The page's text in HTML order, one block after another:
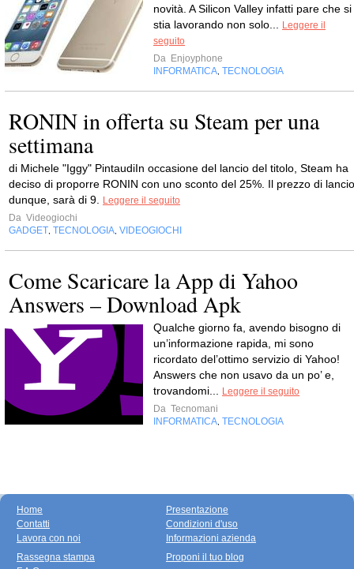
novità. A Silicon Valley infatti pare che si
stia lavorando non solo...
Leggere il
seguito
Da Enjoyphone
INFORMATICA TECNOLOGIA
RONIN in offerta su Steam per una
settimana
di Michele "Iggy" PintaudiIn occasione del lancio del titolo, Steam ha
deciso di proporre RONIN con uno sconto del 25%. Il prezzo di
dunque, sarà di 9.
Leggere il seguito
Da Videogiochi
GADGET TECNOLOGIA VIDEOGIOCHI
Come Scaricare la App di Yahoo
Answers – Download Apk
Qualche giorno fa, avendo bisogno di
un’informazione rapida, mi sono
ricordato del’ottimo servizio di Yahoo!
Answers che non usavo da un po’ e,
trovandomi...
Leggere il seguito
Da Tecnomani
INFORMATICA TECNOLOGIA
Home
Contatti
Lavora con noi
Presentazione
Condizioni d'uso
Informazioni azienda
Rassegna stampa
Proponi il tuo blog